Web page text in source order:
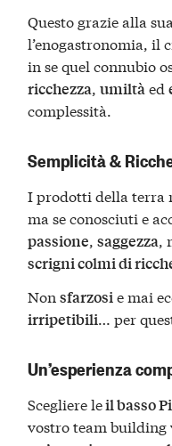
Questo grazie alla
l’enogastronomia, il
in se quel connubio
ricchezza,umiltàed
complessità.
Semplicità &
I prodotti della terra
ma se conosciuti e
passione,saggezza,
scrigni colmi di
Nonsfarzosie mai
irripetibili… per
Un’esperienza
Scegliere leil basso
vostro team